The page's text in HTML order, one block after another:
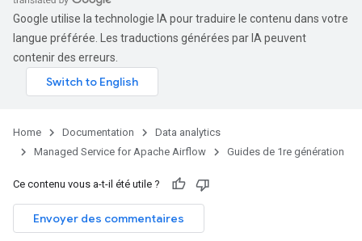
Google utilise la technologie IA pour traduire le contenu dans votre
langue préférée. Les traductions générées par IA peuvent
contenir des erreurs.
Home Documentation
Data analytics
Managed Service for Apache Airflow
Guides de 1re génération
Ce contenu vous a-t-il été utile ?
Envoyer des commentaires